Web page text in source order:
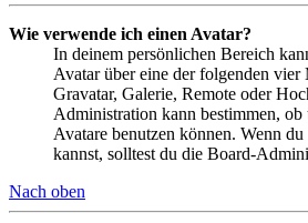
Wie verwende ich einen Avatar?
In deinem persönlichen Bereich
Avatar über eine der folgenden vier
Gravatar, Galerie, Remote oder
Administration kann bestimmen,
Avatare benutzen können. Wenn
kannst, solltest du die Board-
Nach oben